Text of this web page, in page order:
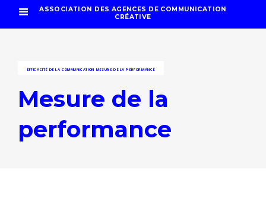
ASSOCIATION DES AGENCES DE COMMUNICATION
CRÉATIVE
EFFICACITÉ DE LA COMMUNICATION MESURE DE LA PERFORMANCE
Mesure de la
performance